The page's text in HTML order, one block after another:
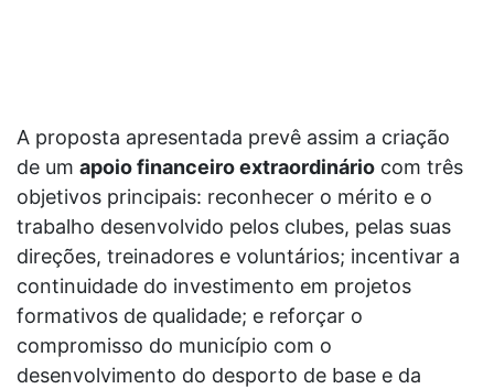
A proposta apresentada prevê assim a criação
de um apoio financeiro extraordinário com três
objetivos principais: reconhecer o mérito e o
trabalho desenvolvido pelos clubes, pelas suas
direções, treinadores e voluntários; incentivar a
continuidade do investimento em projetos
formativos de qualidade; e reforçar o
compromisso do município com o
desenvolvimento do desporto de base e da